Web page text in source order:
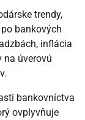
trendy,
bankových
inflácia
na úverovú
bankovníctva
ovplyvňuje